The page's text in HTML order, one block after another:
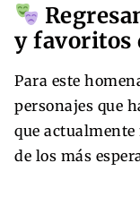
y favoritos
Para este
personajes que
que actualmente
de los más